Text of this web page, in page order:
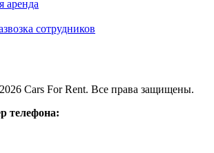
аренда
сотрудников
Cars For Rent. Все права защищены.
телефона: